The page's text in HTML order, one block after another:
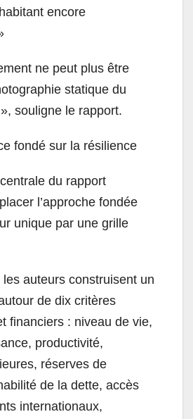
encore
ne peut plus être
statique du
souligne le rapport.
fondé sur la résilience
du rapport
l’approche fondée
unique par une grille
auteurs construisent un
de dix critères
financiers : niveau de vie,
productivité,
réserves de
de la dette, accès
internationaux,